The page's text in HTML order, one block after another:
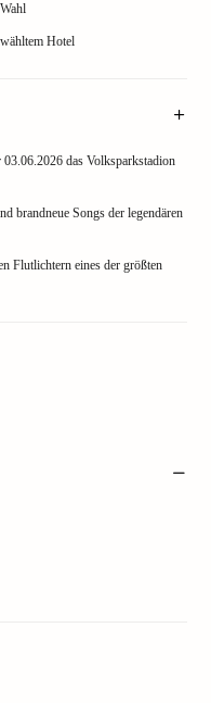
Hotel
das Volksparkstadion
brandneue Songs der legendären
Flutlichtern eines der größten